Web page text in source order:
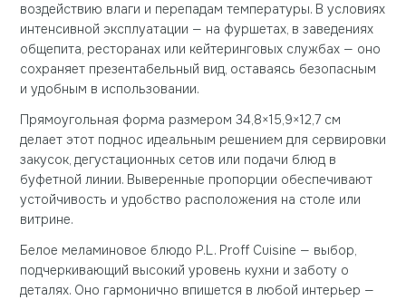
воздействию влаги и перепадам температуры. В условиях
интенсивной эксплуатации — на фуршетах, в заведениях
общепита, ресторанах или кейтеринговых службах — оно
сохраняет презентабельный вид, оставаясь безопасным
и удобным в использовании.
Прямоугольная форма размером 34,8×15,9×12,7 см
делает этот поднос идеальным решением для сервировки
закусок, дегустационных сетов или подачи блюд в
буфетной линии. Выверенные пропорции обеспечивают
устойчивость и удобство расположения на столе или
витрине.
Белое меламиновое блюдо P.L. Proff Cuisine — выбор,
подчеркивающий высокий уровень кухни и заботу о
деталях. Оно гармонично впишется в любой интерьер —